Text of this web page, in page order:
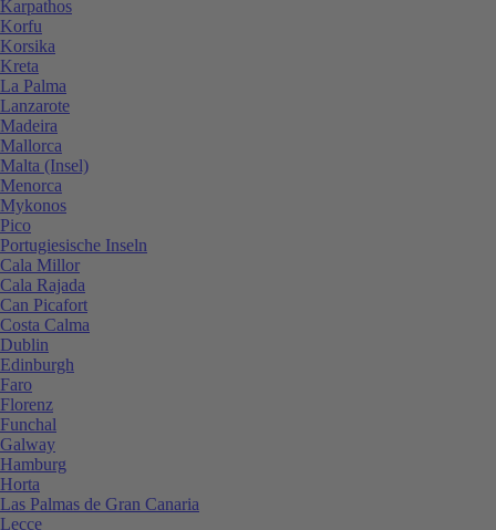
Karpathos
Korfu
Korsika
Kreta
La Palma
Lanzarote
Madeira
Mallorca
Malta (Insel)
Menorca
Mykonos
Pico
Portugiesische Inseln
Cala Millor
Cala Rajada
Can Picafort
Costa Calma
Dublin
Edinburgh
Faro
Florenz
Funchal
Galway
Hamburg
Horta
Las Palmas de Gran Canaria
Lecce